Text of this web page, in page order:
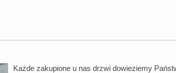
Każde zakupione u nas drzwi dowieziemy